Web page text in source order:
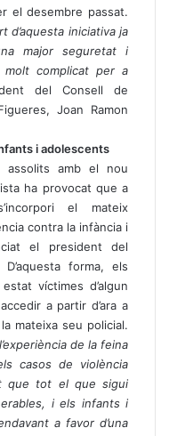
el desembre passat.
d’aquesta iniciativa ja
major seguretat i
molt complicat per a
del Consell de
Joan Ramon
i adolescents
assolits amb el nou
ha provocat que a
el mateix
contra la infància i
el president del
D’aquesta forma, els
víctimes d’algun
a partir d’ara a
mateixa seu policial.
de la feina
casos de violència
que tot el que sigui
i els infants i
a favor d’una